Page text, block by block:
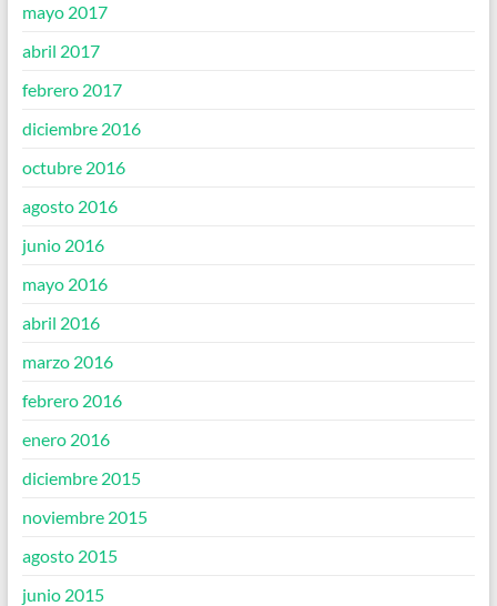
mayo 2017
abril 2017
febrero 2017
diciembre 2016
octubre 2016
agosto 2016
junio 2016
mayo 2016
abril 2016
marzo 2016
febrero 2016
enero 2016
diciembre 2015
noviembre 2015
agosto 2015
junio 2015